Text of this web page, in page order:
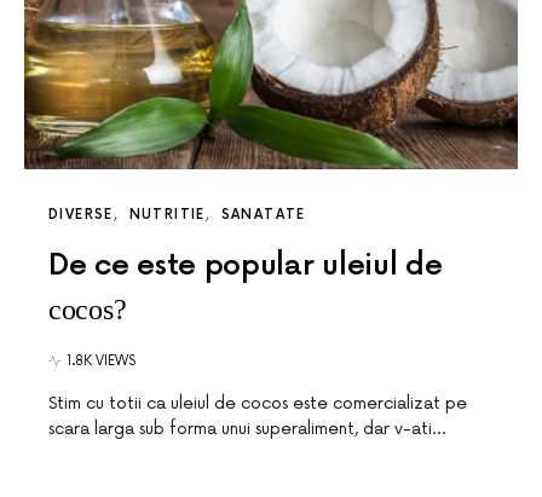
DIVERSE NUTRITIE SANATATE
De ce este popular uleiul de
cocos?
1.8K VIEWS
Stim cu totii ca uleiul de cocos este comercializat pe
scara larga sub forma unui superaliment, dar v-ati…